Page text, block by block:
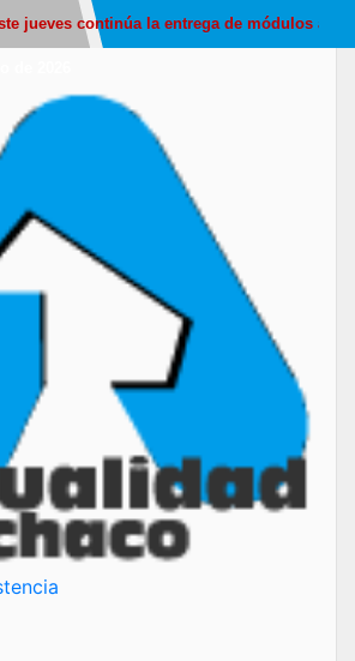
jueves continúa la entrega de módulos